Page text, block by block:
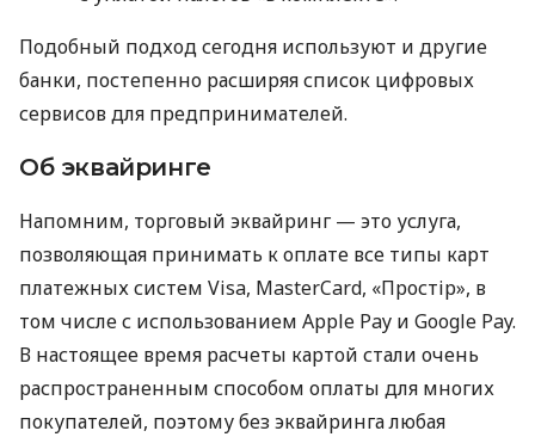
Подобный подход сегодня используют и другие
банки, постепенно расширяя список цифровых
сервисов для предпринимателей.
Об эквайринге
Напомним, торговый эквайринг — это услуга,
позволяющая принимать к оплате все типы карт
платежных систем Visa, MasterCard, «Простір», в
том числе с использованием Apple Pay и Google Pay.
В настоящее время расчеты картой стали очень
распространенным способом оплаты для многих
покупателей, поэтому без эквайринга любая